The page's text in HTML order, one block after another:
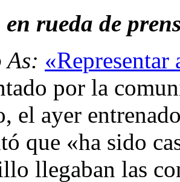
rueda de
por la
el ayer
que «ha sido
llegaban las